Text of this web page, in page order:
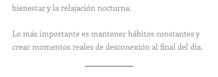
bienestar y la relajación nocturna.
Lo más importante es mantener hábitos constantes y
crear momentos reales de desconexión al final del día.